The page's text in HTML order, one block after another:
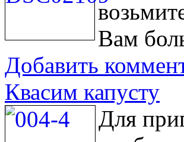
Вам
Добавить
Квасим капусту
Для